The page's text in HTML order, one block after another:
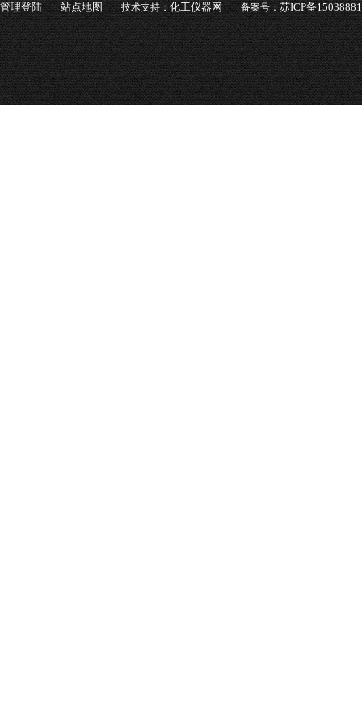
管理登陆 站点地图 技术支持：化工仪器网 备案号：苏ICP备